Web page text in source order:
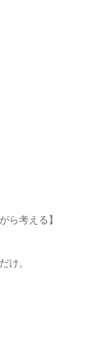
ら考える】
け。